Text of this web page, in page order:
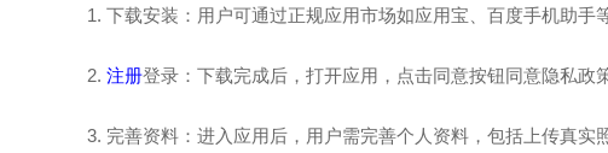
1. 下载安装：用户可通过正规应用市场如应用宝、百度手机助手
2. 注册登录：下载完成后，打开应用，点击同意按钮同意隐私政
3. 完善资料：进入应用后，用户需完善个人资料，包括上传真实